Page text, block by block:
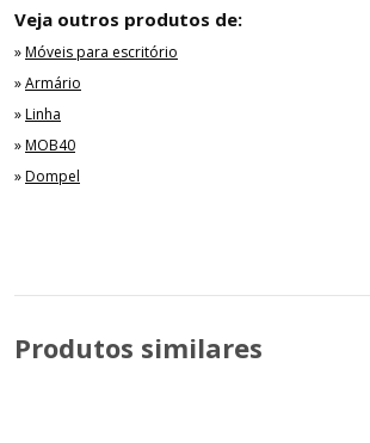
Veja outros produtos de:
»Móveis para escritório
»Armário
»Linha
»MOB40
»Dompel
Produtos similares